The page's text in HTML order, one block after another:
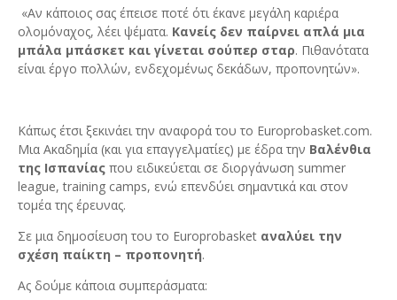
«Αν κάποιος σας έπεισε ποτέ ότι έκανε μεγάλη καριέρα
ολομόναχος, λέει ψέματα. Κανείς δεν παίρνει απλά μια
μπάλα μπάσκετ και γίνεται σούπερ σταρ. Πιθανότατα
είναι έργο πολλών, ενδεχομένως δεκάδων, προπονητών».
Κάπως έτσι ξεκινάει την αναφορά του το Europrobasket.com.
Μια Ακαδημία (και για επαγγελματίες) με έδρα την Βαλένθια
της Ισπανίας που ειδικεύεται σε διοργάνωση summer
league, training camps, ενώ επενδύει σημαντικά και στον
τομέα της έρευνας.
Σε μια δημοσίευση του το Europrobasket αναλύει την
σχέση παίκτη – προπονητή.
Ας δούμε κάποια συμπεράσματα: